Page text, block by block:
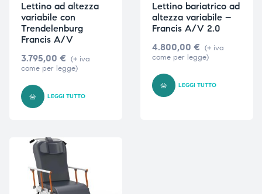
Lettino ad altezza
variabile con
Trendelenburg
Francis A/V
3.795,00 € (+ iva
come per legge)
LEGGI TUTTO
Lettino bariatrico ad
altezza variabile –
Francis A/V 2.0
4.800,00 € (+ iva
come per legge)
LEGGI TUTTO